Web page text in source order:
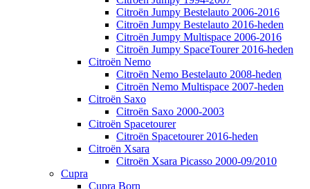
Citroën Jumpy Bestelauto 2006-2016
Citroën Jumpy Bestelauto 2016-heden
Citroën Jumpy Multispace 2006-2016
Citroën Jumpy SpaceTourer 2016-heden
Citroën Nemo
Citroën Nemo Bestelauto 2008-heden
Citroën Nemo Multispace 2007-heden
Citroën Saxo
Citroën Saxo 2000-2003
Citroën Spacetourer
Citroën Spacetourer 2016-heden
Citroën Xsara
Citroën Xsara Picasso 2000-09/2010
Cupra
Cupra Born